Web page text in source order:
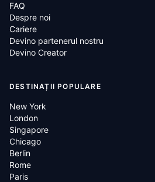
FAQ
Despre noi
Cariere
Devino partenerul nostru
Devino Creator
DESTINAȚII POPULARE
New York
London
Singapore
Chicago
Berlin
Rome
Paris